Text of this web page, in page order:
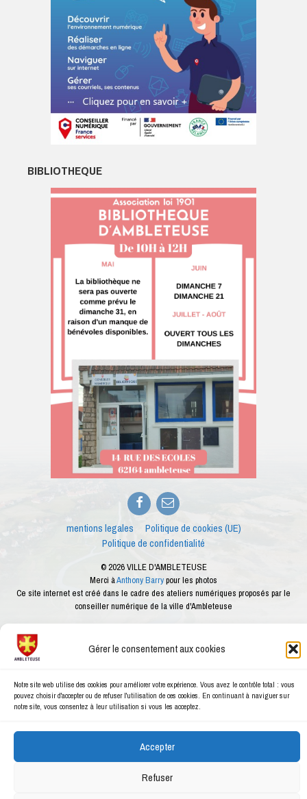
Gérer le consentement aux cookies
Notre site web utilise des cookies pour améliorer votre expérience. Vous avez le contrôle total : vous
pouvez choisir d'accepter ou de refuser l'utilisation de ces cookies. En continuant à naviguer sur
notre site, vous consentez à leur utilisation si vous les acceptez.
Accepter
Refuser
BIBLIOTHEQUE
Facebook
E-
mail
mentions legales
Politique de cookies (UE)
Politique de confidentialité
© 2026 VILLE D'AMBLETEUSE
Merci àAnthony Barrypour les photos
Ce site internet est créé dans le cadre des ateliers numériques proposés par le
conseiller numérique de la ville d'Ambleteuse